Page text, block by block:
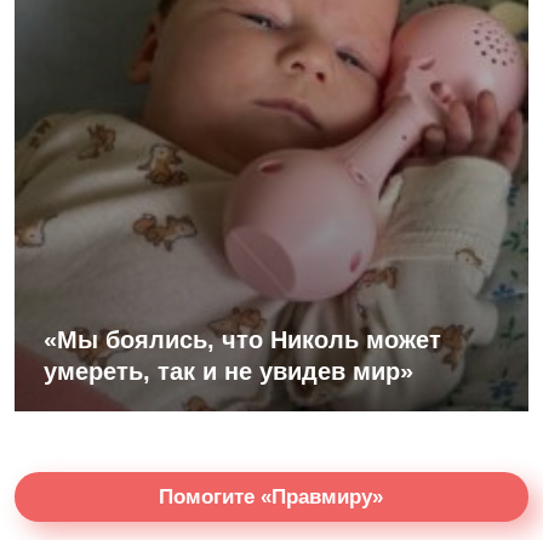
«Мы боялись, что Николь может
умереть, так и не увидев мир»
Помогите «Правмиру»